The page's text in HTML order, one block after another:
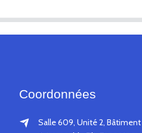
Coordonnées
Salle 609, Unité 2, Bâtiment